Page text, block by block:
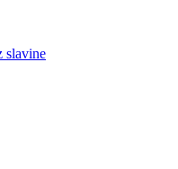
slavine